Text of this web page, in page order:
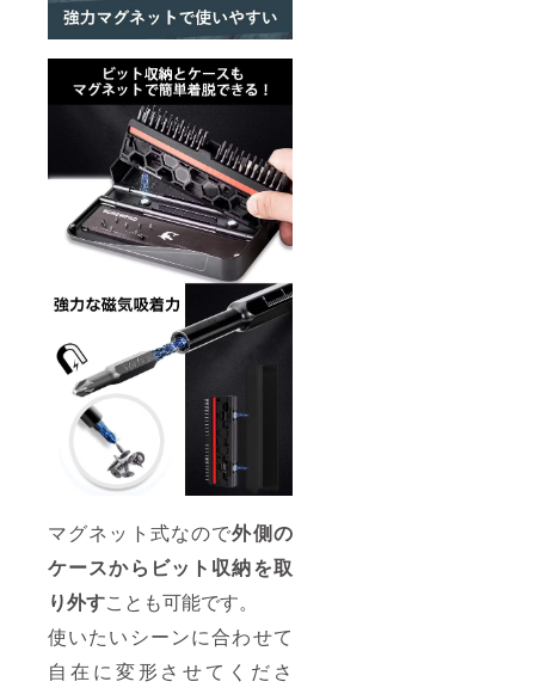
マグネット式なので外側の
ケースからビット収納を取
り外すことも可能です。
使いたいシーンに合わせて
自在に変形させてくださ